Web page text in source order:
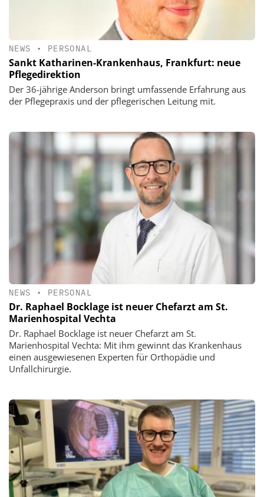
NEWS • PERSONAL
Sankt Katharinen-Krankenhaus, Frankfurt: neue
Pflegedirektion
Der 36-jährige Anderson bringt umfassende Erfahrung aus
der Pflegepraxis und der pflegerischen Leitung mit.
NEWS • PERSONAL
Dr. Raphael Bocklage ist neuer Chefarzt am St.
Marienhospital Vechta
Dr. Raphael Bocklage ist neuer Chefarzt am St.
Marienhospital Vechta: Mit ihm gewinnt das Krankenhaus
einen ausgewiesenen Experten für Orthopädie und
Unfallchirurgie.